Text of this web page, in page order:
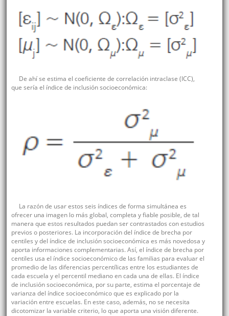
De ahí se estima el coeficiente de correlación intraclase (ICC),
que sería el índice de inclusión socioeconómica:
La razón de usar estos seis índices de forma simultánea es
ofrecer una imagen lo más global, completa y fiable posible, de tal
manera que estos resultados puedan ser contrastados con estudios
previos o posteriores. La incorporación del índice de brecha por
centiles y del índice de inclusión socioeconómica es más novedosa y
aporta informaciones complementarias. Así, el índice de brecha por
centiles usa el índice socioeconómico de las familias para evaluar el
promedio de las diferencias percentílicas entre los estudiantes de
cada escuela y el percentil mediano en cada una de ellas. El índice
de inclusión socioeconómica, por su parte, estima el porcentaje de
varianza del índice socioeconómico que es explicado por la
variación entre escuelas. En este caso, además, no se necesita
dicotomizar la variable criterio, lo que aporta una visión diferente.